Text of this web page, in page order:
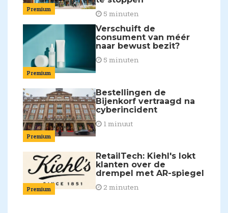
Premium
5 minuten
Premium
Verschuift de
consument van méér
naar bewust bezit?
5 minuten
Premium
Bestellingen de
Bijenkorf vertraagd na
cyberincident
1 minuut
Premium
RetailTech: Kiehl's lokt
klanten over de
drempel met AR-spiegel
2 minuten